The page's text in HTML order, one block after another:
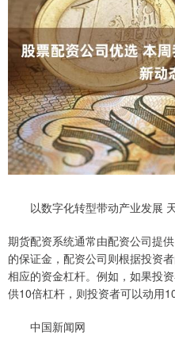
以数字化转型带动产业发展
期货配资系统通常由配资公司提
的保证金，配资公司则根据投资
相应的资金杠杆。例如，如果投
供10倍杠杆，则投资者可以动用
中国新闻网